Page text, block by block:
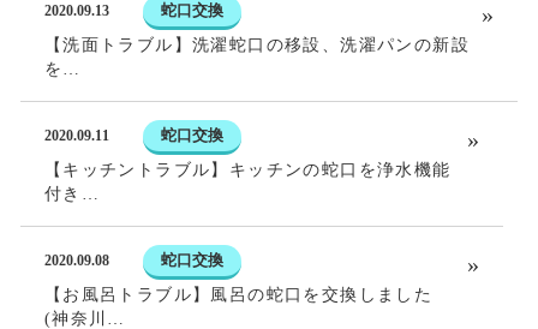
2020.09.13
蛇口交換
【洗面トラブル】洗濯蛇口の移設、洗濯パンの新設
を…
2020.09.11
蛇口交換
【キッチントラブル】キッチンの蛇口を浄水機能
付き…
2020.09.08
蛇口交換
【お風呂トラブル】風呂の蛇口を交換しました
(神奈川…